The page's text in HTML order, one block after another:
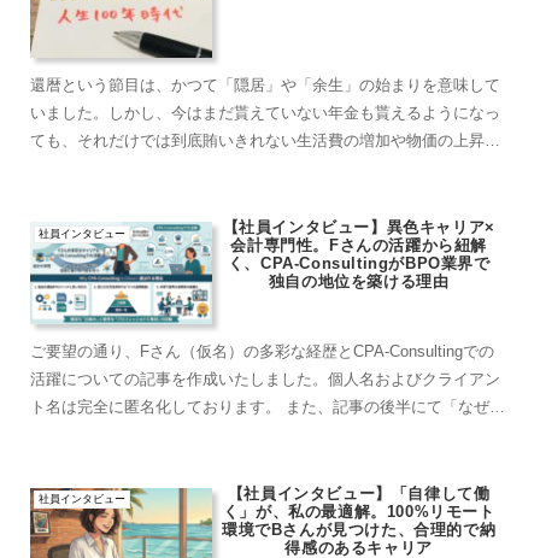
還暦という節目は、かつて「隠居」や「余生」の始まりを意味して
いました。しかし、今はまだ貰えていない年金も貰えるようになっ
ても、それだけでは到底賄いきれない生活費の増加や物価の上昇が
社員インタビュー
【社員インタビュー】異色キャリア×
会計専門性。Fさんの活躍から紐解
く、CPA-ConsultingがBPO業界で
独自の地位を築ける理由
ご要望の通り、Fさん（仮名）の多彩な経歴とCPA-Consultingでの
活躍についての記事を作成いたしました。個人名およびクライアン
ト名は完全に匿名化しております。 また、記事の後半にて「なぜ
社員インタビュー
【社員インタビュー】「自律して働
く」が、私の最適解。100%リモート
環境でBさんが見つけた、合理的で納
得感のあるキャリア